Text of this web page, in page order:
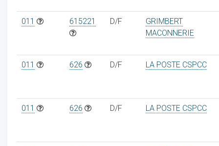
011 615221 D/F
GRIMBERT
MACONNERIE
011 626 D/F LA POSTE CSPCC
011 626 D/F LA POSTE CSPCC